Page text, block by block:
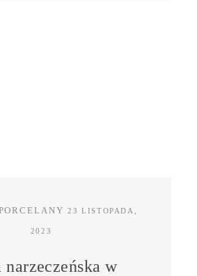
23 LISTOPADA,
2023
narzeczeńska w